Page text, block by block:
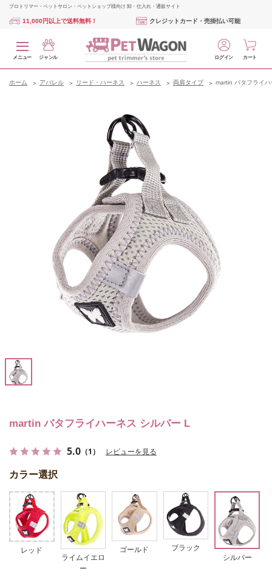
プロトリマー・ペットサロン・ペットショップ様向け 卸・仕入れ・通販サイト
11,000円以上で送料無料！ クレジットカード・売掛払い可能
メニュー ジャンル ログイン カート
ホーム アパレル リード・ハーネス ハーネス 両肩タイプ martin バタフライ
martin バタフライハーネス シルバー L
5.0 （1） レビューを見る
カラー選択
レッド
ライムイエロ
ー
ゴールド
ブラック
シルバー